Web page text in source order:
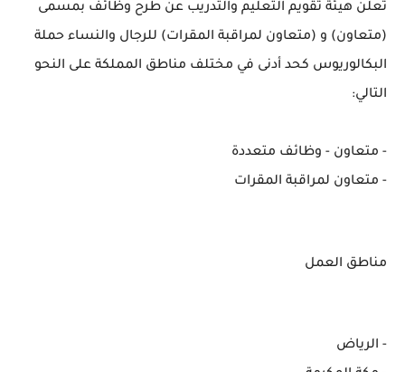
تعلن هيئة تقويم التعليم والتدريب عن طرح وظائف بمسمى
(متعاون) و (متعاون لمراقبة المقرات) للرجال والنساء حملة
البكالوريوس كحد أدنى في مختلف مناطق المملكة على النحو
التالي:
- متعاون - وظائف متعددة
- متعاون لمراقبة المقرات
مناطق العمل
- الرياض